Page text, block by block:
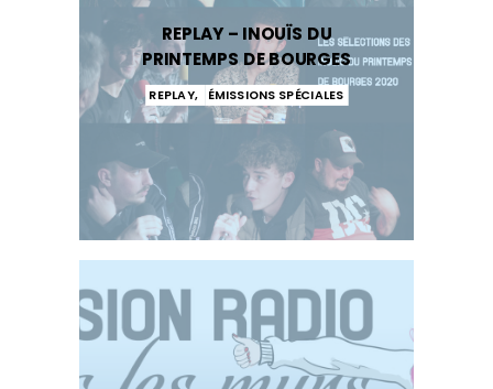
REPLAY – INOUÏS DU
PRINTEMPS DE BOURGES
REPLAY, ÉMISSIONS SPÉCIALES